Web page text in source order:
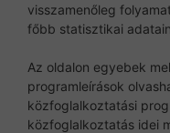
visszamenőleg
főbb statisztikai
Az oldalon egyebek
programleírások
közfoglalkoztatási
közfoglalkoztatás idei